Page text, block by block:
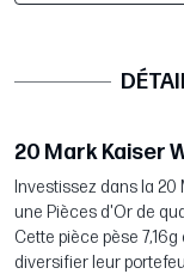
20 Mark Kaiser
Investissez dans la 20
une Pièces d'Or de
Cette pièce pèse
diversifier leur